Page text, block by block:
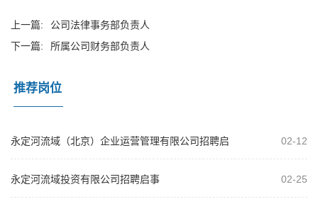
上一篇:
公司法律事务部负责人
下一篇:
所属公司财务部负责人
推荐岗位
永定河流域（北京）企业运营管理有限公司招聘启
02-12
永定河流域投资有限公司招聘启事 02-25